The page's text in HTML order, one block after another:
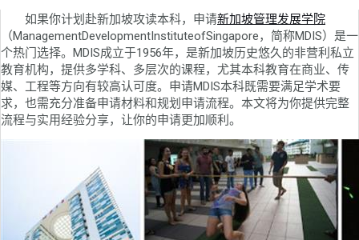
如果你计划赴新加坡攻读本科，申请新加坡管理发展学院
（ManagementDevelopmentInstituteofSingapore，简称MDIS）是一
个热门选择。MDIS成立于1956年，是新加坡历史悠久的非营利私立
教育机构，提供多学科、多层次的课程，尤其本科教育在商业、传
媒、工程等方向有较高认可度。申请MDIS本科既需要满足学术要
求，也需充分准备申请材料和规划申请流程。本文将为你提供完整
流程与实用经验分享，让你的申请更加顺利。